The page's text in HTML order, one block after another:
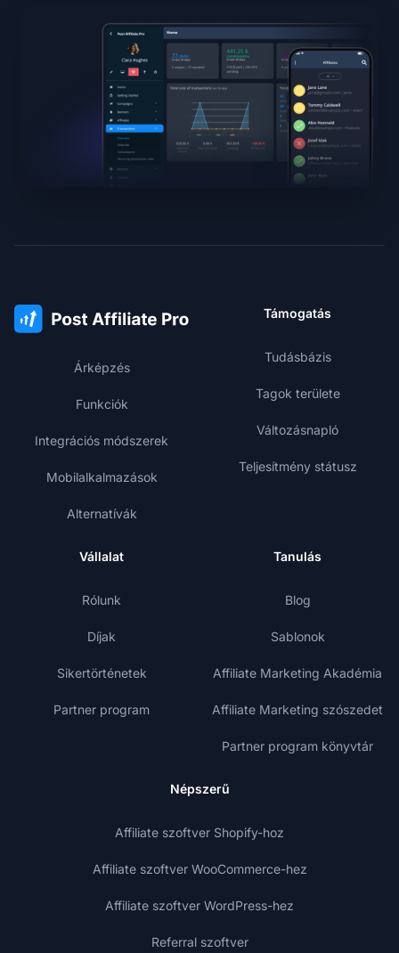
Árképzés
Funkciók
Integrációs módszerek
Mobilalkalmazások
Alternatívák
Támogatás
Tudásbázis
Tagok területe
Változásnapló
Teljesítmény státusz
Vállalat
Rólunk
Díjak
Sikertörténetek
Partner program
Tanulás
Blog
Sablonok
Affiliate Marketing Akadémia
Affiliate Marketing szószedet
Partner program könyvtár
Népszerű
Affiliate szoftver Shopify-hoz
Affiliate szoftver WooCommerce-hez
Affiliate szoftver WordPress-hez
Referral szoftver